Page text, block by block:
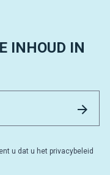
INHOUD IN
u dat u het privacybeleid